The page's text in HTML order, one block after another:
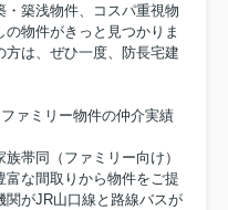
築浅物件、コスパ重視物
物件がきっと見つかりま
は、ぜひ一度、防長宅建
ァミリー物件の仲介実績
帯同（ファミリー向け）
な間取りから物件をご提
関がJR山口線と路線バスが